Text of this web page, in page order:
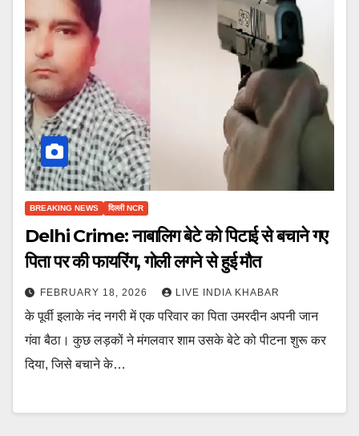
BREAKING NEWS दिल्ली NCR
Delhi Crime: नाबालिग बेटे को पिटाई से बचाने गए
पिता पर की फायरिंग, गोली लगने से हुई मौत
FEBRUARY 18, 2026 LIVE INDIA KHABAR
के पूर्वी इलाके नंद नगरी में एक परिवार का पिता उमरदीन अपनी जान
गंवा बैठा। कुछ लड़कों ने मंगलवार शाम उसके बेटे को पीटना शुरू कर
दिया, जिसे बचाने के…